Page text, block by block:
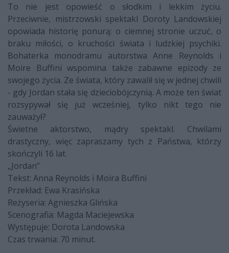
To nie jest opowieść o słodkim i lekkim życiu.
Przeciwnie, mistrzowski spektakl Doroty Landowskiej
opowiada historię ponurą: o ciemnej stronie uczuć, o
braku miłości, o kruchości świata i ludzkiej psychiki.
Bohaterka monodramu autorstwa Anne Reynolds i
Moire Buffini wspomina także zabawne epizody ze
swojego życia. Ze świata, który zawalił się w jednej chwili
- gdy Jordan stała się dzieciobójczynią. A może ten świat
rozsypywał się już wcześniej, tylko nikt tego nie
zauważył?
Świetne aktorstwo, mądry spektakl. Chwilami
drastyczny, więc zapraszamy tych z Państwa, którzy
skończyli 16 lat.
„Jordan”
Tekst: Anna Reynolds i Moira Buffini
Przekład: Ewa Krasińska
Reżyseria: Agnieszka Glińska
Scenografia: Magda Maciejewska
Występuje: Dorota Landowska
Czas trwania: 70 minut.